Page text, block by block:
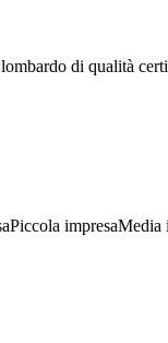
di qualità
Piccola impresaMedia